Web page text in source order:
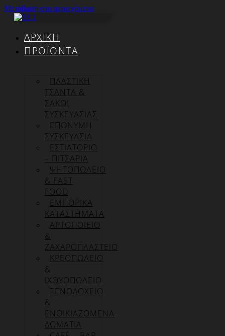
Μετάβαση στο περιεχόμενο
ΑΡΧΙΚΉ
ΠΡΟΪΌΝΤΑ
ΠΛΑΣΤΙΚΗ
ΤΣΑΝΤΑ &
ΣΑΚΟΙ
ΣΥΣΚΕΥΑΣΙΑΣ
ΕΠΏΝΥΜΗ
ΣΥΣΚΕΥΑΣΊΑ
ΕΣΤΙΑΤΟΡΙΟ
– ΠΙΤΣΑΡΙΑ
ΨΗΤΟΠΩΛΕΙΟ
& FAST
FOOD
ΕΜΠΟΡΙΚΑ
ΚΑΤΑΣΤΗΜΑΤΑ
ΑΡΤΟΠΟΙΕΙΟ
&
ΖΑΧΑΡΟΠΛΑΣΤΕΙΟ
ΚΡΕΟΠΩΛΕΙΟ
&
ΙΧΘΥΟΠΩΛΕΙΟ
ΞΕΝΟΔΟΧΕΙΟ
&
ΕΝΟΙΚΙΑΖΟΜΕΝΑ
ΔΩΜΑΤΙΑ